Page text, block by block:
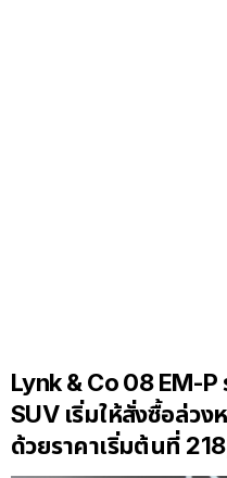
Lynk & Co 08 EM-
SUV เริ่มให้สั่งซื้อล่วง
ด้วยราคาเริ่มต้นที่